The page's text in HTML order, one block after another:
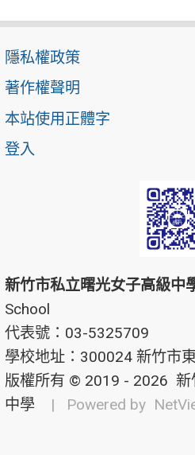
隱私權政策
著作權聲明
本站使用正體字
登入
新竹市私立曙光女子高級中
School
代表號：03-5325709
學校地址：300024 新竹市
版權所有 © 2019 - 2026 新
中學
| Powered by